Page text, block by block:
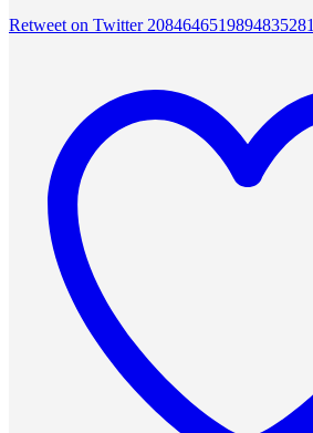
Retweet on Twitter 2084646519894835281